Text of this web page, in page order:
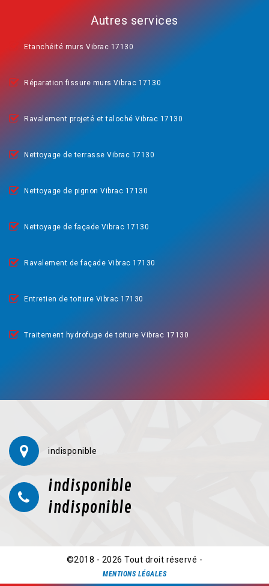
Autres services
Etanchéité murs Vibrac 17130
Réparation fissure murs Vibrac 17130
Ravalement projeté et taloché Vibrac 17130
Nettoyage de terrasse Vibrac 17130
Nettoyage de pignon Vibrac 17130
Nettoyage de façade Vibrac 17130
Ravalement de façade Vibrac 17130
Entretien de toiture Vibrac 17130
Traitement hydrofuge de toiture Vibrac 17130
indisponible
indisponible
indisponible
©2018 - 2026 Tout droit réservé -
MENTIONS LÉGALES